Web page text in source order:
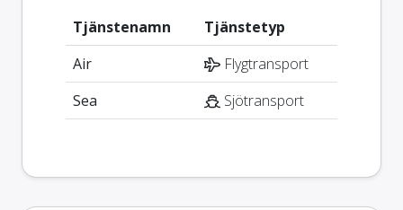
Tjänstenamn
Tjänstetyp
Air
Flygtransport
Sea
Sjötransport